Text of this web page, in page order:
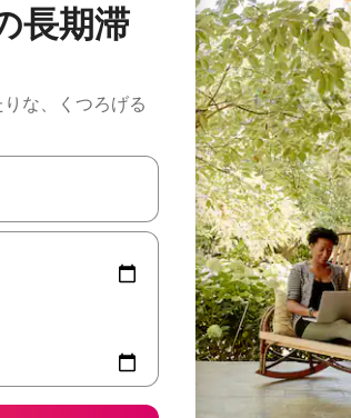
長期滞
な、くつろげる
矢印キーを使って移動するか、画面をタッチま